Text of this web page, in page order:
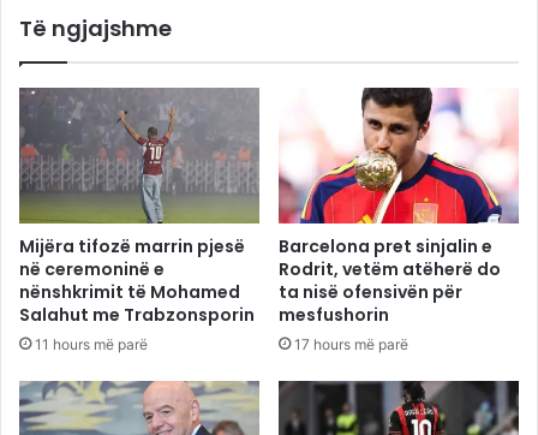
Të ngjajshme
Mijëra tifozë marrin pjesë
në ceremoninë e
nënshkrimit të Mohamed
Salahut me Trabzonsporin
11 hours më parë
Barcelona pret sinjalin e
Rodrit, vetëm atëherë do
ta nisë ofensivën për
mesfushorin
17 hours më parë